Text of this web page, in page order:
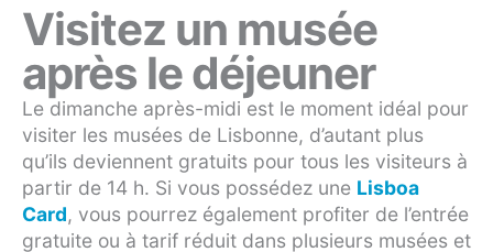
Visitez un musée
après le déjeuner
Le dimanche après-midi est le moment idéal pour
visiter les musées de Lisbonne, d’autant plus
qu’ils deviennent gratuits pour tous les visiteurs à
partir de 14 h. Si vous possédez une Lisboa
Card, vous pourrez également profiter de l’entrée
gratuite ou à tarif réduit dans plusieurs musées et